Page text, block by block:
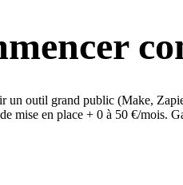
un outil grand public (Make,
mise en place + 0 à 50 €/mois.